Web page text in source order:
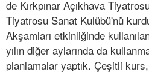
de Kırkpınar Açıkhava
Tiyatrosu Sanat Kulübü'nü
Akşamları etkinliğinde
yılın diğer aylarında da
planlamalar yaptık. Çeşitli